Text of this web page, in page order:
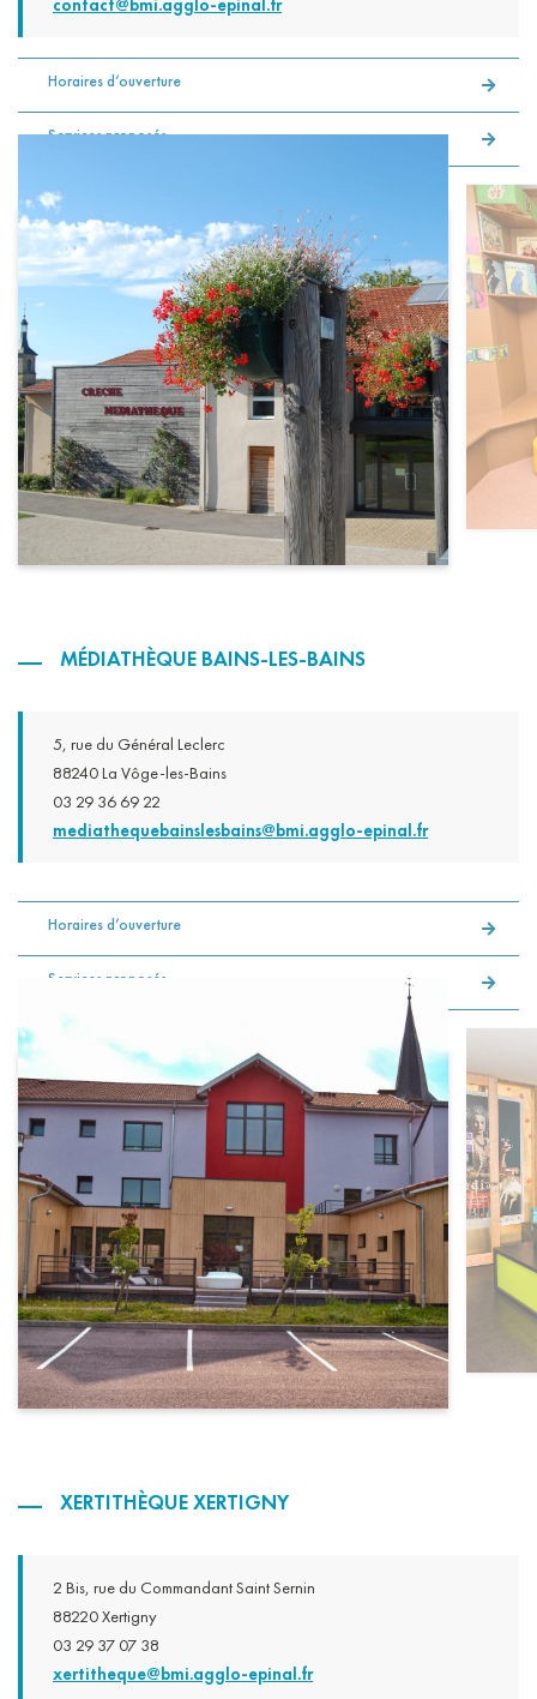
contact@bmi.agglo-epinal.fr
Horaires d’ouverture
Services proposés
MÉDIATHÈQUE BAINS-LES-BAINS
5, rue du Général Leclerc
88240 La Vôge-les-Bains
03 29 36 69 22
mediathequebainslesbains@bmi.agglo-epinal.fr
Horaires d’ouverture
Services proposés
XERTITHÈQUE XERTIGNY
2 Bis, rue du Commandant Saint Sernin
88220 Xertigny
03 29 37 07 38
xertitheque@bmi.agglo-epinal.fr